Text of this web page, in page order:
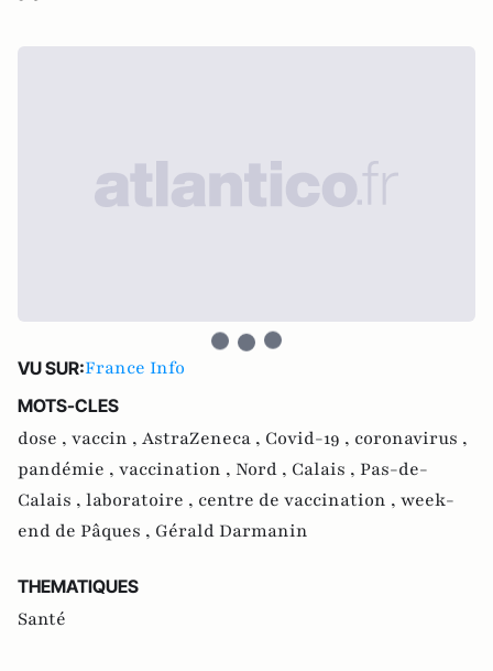
VU SUR:France Info
MOTS-CLES
dose , vaccin , AstraZeneca , Covid-19 , coronavirus ,
pandémie , vaccination , Nord , Calais , Pas-de-
Calais , laboratoire , centre de vaccination , week-
end de Pâques , Gérald Darmanin
THEMATIQUES
Santé